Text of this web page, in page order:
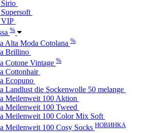
VIP
%
Alta Moda Cotolana %
Brillino
Cotone Vintage %
Cottonhair
Ecopuno
Landlust die Sockenwolle 50 melange
Meilenweit 100 Aktion
Meilenweit 100 Tweed
Meilenweit 100 Color Mix Soft
Meilenweit 100 Cosy Socks НОВИНКА